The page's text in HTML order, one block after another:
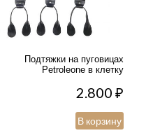
Подтяжки на пуговицах
Petroleone в клетку
2.800₽
В корзину